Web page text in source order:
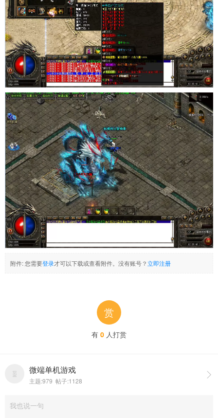
附件:您需要登录才可以下载或查看附件。没有账号？立即注册
赏
有 0 人打赏

微端单机游戏
主题:979 帖子:1128